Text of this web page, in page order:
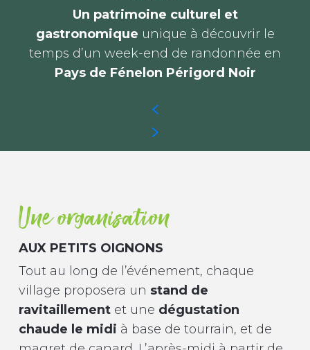
Un patrimoine culturel et
gastronomique unique à découvrir le
temps d’un week-end de randonnée en
Pays de Fénelon Périgord Noir
Une organisation
AUX PETITS OIGNONS
Tout au long de l’événement, chaque
village proposera un stand de
ravitaillement et une dégustation
chaude le midi à base de tourrain, et de